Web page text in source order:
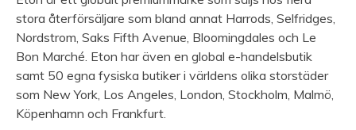
stora återförsäljare som bland annat Harrods, Selfridges,
Nordstrom, Saks Fifth Avenue, Bloomingdales och Le
Bon Marché. Eton har även en global e-handelsbutik
samt 50 egna fysiska butiker i världens olika storstäder
som New York, Los Angeles, London, Stockholm, Malmö,
Köpenhamn och Frankfurt.